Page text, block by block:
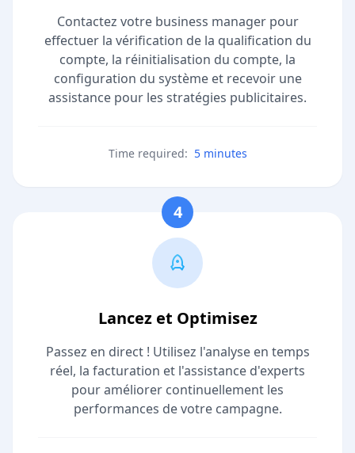
Contactez votre business manager pour
effectuer la vérification de la qualification du
compte, la réinitialisation du compte, la
configuration du système et recevoir une
assistance pour les stratégies publicitaires.
Time required: 5 minutes
4
Lancez et Optimisez
Passez en direct ! Utilisez l'analyse en temps
réel, la facturation et l'assistance d'experts
pour améliorer continuellement les
performances de votre campagne.